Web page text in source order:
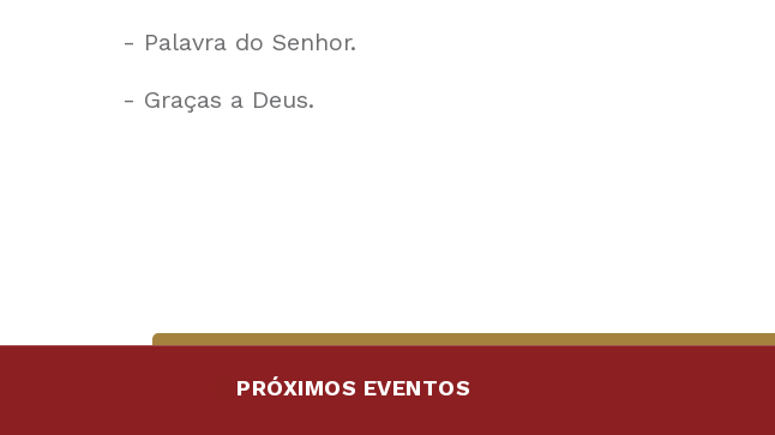
- Palavra do Senhor.
- Graças a Deus.
PRÓXIMOS EVENTOS